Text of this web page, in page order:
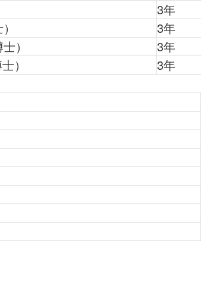
3年
3年
）
3年
）
3年